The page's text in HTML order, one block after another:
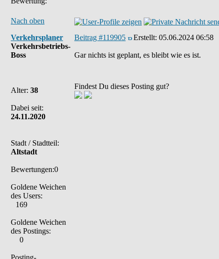
Nach oben
Verkehrsplaner
Verkehrsbetriebs-
Boss
Alter: 38
Dabei seit:
24.11.2020
Stadt / Stadtteil:
Altstadt
Bewertungen:0
Goldene Weichen
des Users:
169
Goldene Weichen
des Postings:
0
Posting-
Beitrag #119905 Erstellt: 05.06.2024 06:58
Gar nichts ist geplant, es bleibt wie es ist.
Findest Du dieses Posting gut?